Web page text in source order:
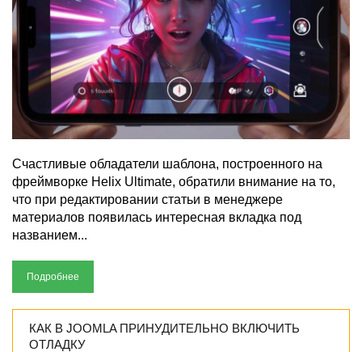
Счастливые обладатели шаблона, построенного на
фреймворке Helix Ultimate, обратили внимание на то,
что при редактировании статьи в менеджере
материалов появилась интересная вкладка под
названием...
Подробнее
КАК В JOOMLA ПРИНУДИТЕЛЬНО ВКЛЮЧИТЬ
ОТЛАДКУ